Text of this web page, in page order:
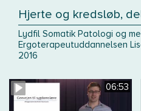
Hjerte og kredsløb,
Lydfil Somatik Patologi og
Ergoterapeutuddannelsen
2016
06:53